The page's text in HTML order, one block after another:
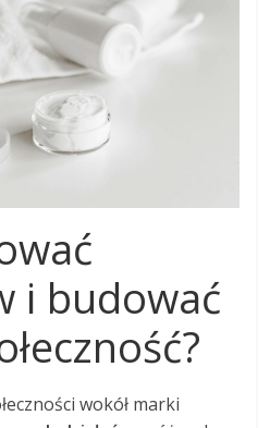
i budować
wokół marki